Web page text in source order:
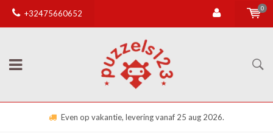
+32475660652
0
Even op vakantie, levering vanaf 25 aug 2026.